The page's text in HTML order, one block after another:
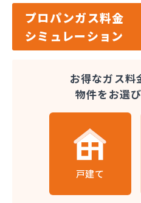
プロパンガス料金
シミュレーション
お得なガス料
物件をお選
戸建て